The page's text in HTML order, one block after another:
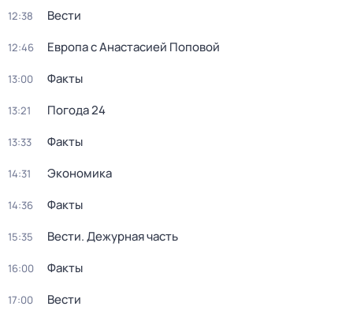
12:38 Вести
12:46 Европа с Анастасией Поповой
13:00 Факты
13:21 Погода 24
13:33 Факты
14:31 Экономика
14:36 Факты
15:35 Вести. Дежурная часть
16:00 Факты
17:00 Вести